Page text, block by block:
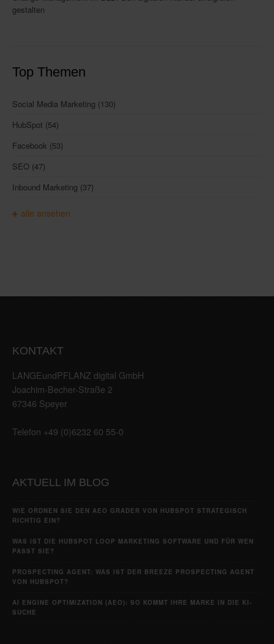
gestalten
Top Themen
Social Media Marketing (130)
HubSpot (54)
Facebook (53)
SEO (47)
Inbound Marketing (37)
alle ansehen
KONTAKT
LANGEundPFLANZ digital GmbH
Joachim-Becher-Straße 2
67346 Speyer
Telefon +49 (0)6232 60 55-0
AKTUELL IM BLOG
WIE ORDNEN SIE DEN AEO GRADER VON HUBSPOT STRATEGISCH
RICHTIG EIN?
WAS IST DIE HUBSPOT LOOP MARKETING SOFTWARE UND FÜR WEN
PASST SIE?
PROSPECTING AGENT: WAS IST DER BREEZE PROSPECTING AGENT
VON HUBSPOT?
AI ENGINE OPTIMIZATION (AEO): SO KOMMT IHRE MARKE IN DIE KI-
SUCHE